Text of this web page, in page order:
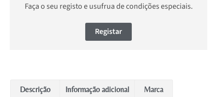
Faça o seu registo e usufrua de condições especiais.
Registar
Descrição Informação adicional Marca